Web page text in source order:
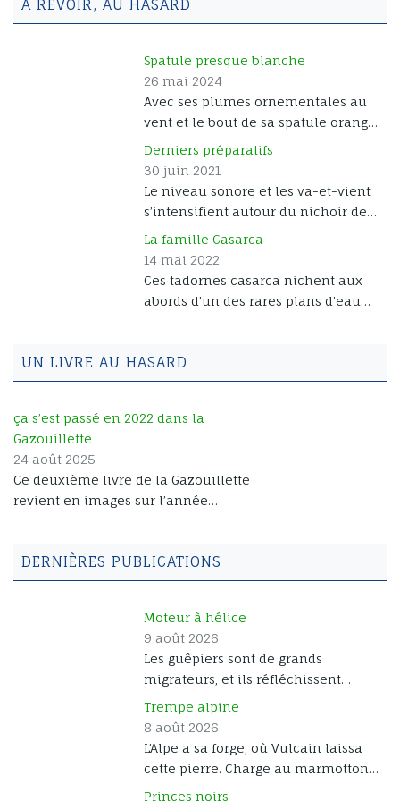
A REVOIR, AU HASARD
Spatule presque blanche
26 mai 2024
Avec ses plumes ornementales au
vent et le bout de sa spatule orangé,
voici une spatule blanche adulte
en plumage nuptial. Quand elles ne
se reposent pas, les spatules
arpentent sans relâche les bordures
Derniers préparatifs
30 juin 2021
Le niveau sonore et les va-et-vient
s’intensifient autour du nichoir des
mésanges, qui est désormais
camouflé derrière une petite
branche tombante de l’érable. Les
cinq oisillons sont toujours là, et ils
La famille Casarca
14 mai 2022
Ces tadornes casarca nichent aux
abords d’un des rares plans d’eau
petits parcourent les eaux de la
retenue sous la surveillance de
UN LIVRE AU HASARD
ça s’est passé en 2022 dans la
Gazouillette
24 août 2025
Ce deuxième livre de la Gazouillette
revient en images sur l’année
Fuerteventura. La Cabane à Dupdup
a permis de très belles images de
Camargue en hiver amène ses
rencontres avec les oiseaux du bord
de mer, et les hôtes de la mangeoire
et du village sont toujours à
livre en cliquant sur les flèches et
pages de gauche et de droite, ou en
balayant du doigt sur votre tablette
DERNIÈRES PUBLICATIONS
Moteur à hélice
9 août 2026
Les guêpiers sont de grands
migrateurs, et ils réfléchissent
depuis longtemps à une solution de
motorisation qui économiserait
leurs battements d’ailes. Le petit
bourdon dans le bec s’est vite avéré
Trempe alpine
8 août 2026
L’Alpe a sa forge, où Vulcain laissa
cette pierre. Charge au marmotton
d’y tremper son caractère.
Princes noirs